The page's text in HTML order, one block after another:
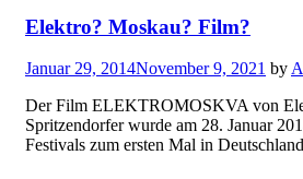
Elektro? Moskau? Film?
Posted
Januar 29, 2014November 9, 2021 by
Der Film ELEKTROMOSKVA von
Spritzendorfer wurde am 28. Januar
Festivals zum ersten Mal in